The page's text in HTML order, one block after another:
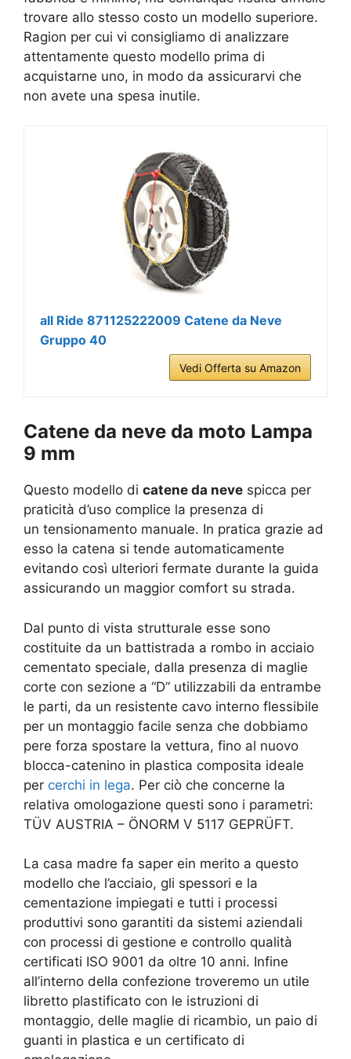
trovare allo stesso costo un modello superiore.
Ragion per cui vi consigliamo di analizzare
attentamente questo modello prima di
acquistarne uno, in modo da assicurarvi che
non avete una spesa inutile.
all Ride 871125222009 Catene da Neve
Gruppo 40
Vedi Offerta su Amazon
Catene da neve da moto Lampa
9 mm
Questo modello di catene da neve spicca per
praticità d’uso complice la presenza di
un tensionamento manuale. In pratica grazie ad
esso la catena si tende automaticamente
evitando così ulteriori fermate durante la guida
assicurando un maggior comfort su strada.
Dal punto di vista strutturale esse sono
costituite da un battistrada a rombo in acciaio
cementato speciale, dalla presenza di maglie
corte con sezione a “D” utilizzabili da entrambe
le parti, da un resistente cavo interno flessibile
per un montaggio facile senza che dobbiamo
pere forza spostare la vettura, fino al nuovo
blocca-catenino in plastica composita ideale
per cerchi in lega. Per ciò che concerne la
relativa omologazione questi sono i parametri:
TÜV AUSTRIA – ÖNORM V 5117 GEPRÜFT.
La casa madre fa saper ein merito a questo
modello che l’acciaio, gli spessori e la
cementazione impiegati e tutti i processi
produttivi sono garantiti da sistemi aziendali
con processi di gestione e controllo qualità
certificati ISO 9001 da oltre 10 anni. Infine
all’interno della confezione troveremo un utile
libretto plastificato con le istruzioni di
montaggio, delle maglie di ricambio, un paio di
guanti in plastica e un certificato di